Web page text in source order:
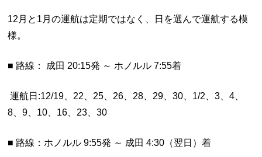
12月と1月の運航は定期ではなく、日を選んで運航する模
様。
■ 路線： 成田 20:15発 ～ ホノルル 7:55着
運航日:12/19、22、25、26、28、29、30、1/2、3、4、
8、9、10、16、23、30
■ 路線：ホノルル 9:55発 ～ 成田 4:30（翌日）着